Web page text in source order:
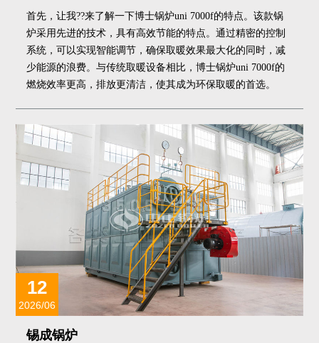
首先，让我??来了解一下博士锅炉uni 7000f的特点。该款锅
炉采用先进的技术，具有高效节能的特点。通过精密的控制
系统，可以实现智能调节，确保取暖效果最大化的同时，减
少能源的浪费。与传统取暖设备相比，博士锅炉uni 7000f的
燃烧效率更高，排放更清洁，使其成为环保取暖的首选。
12
2026/06
锡成锅炉